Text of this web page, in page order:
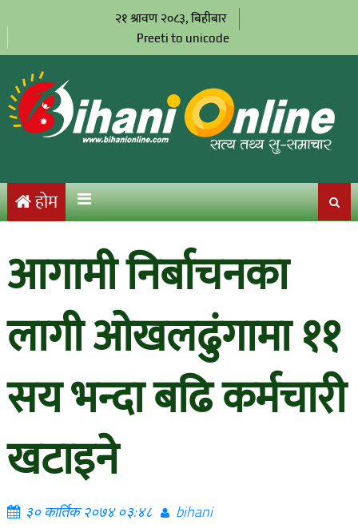
२१ श्रावण २०८३, बिहीबार
Preeti to unicode
होम
आगामी निर्बाचनका
लागी ओखलढुंगामा ११
सय भन्दा बढि कर्मचारी
खटाइने
३० कार्तिक २०७४ ०३:४८ bihani